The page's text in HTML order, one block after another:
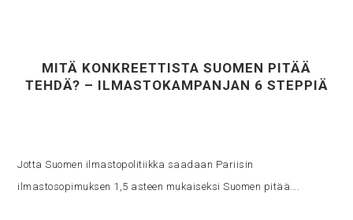
MITÄ KONKREETTISTA SUOMEN PITÄÄ
TEHDÄ? – ILMASTOKAMPANJAN 6 STEPPIÄ
Jotta Suomen ilmastopolitiikka saadaan Pariisin
ilmastosopimuksen 1,5 asteen mukaiseksi Suomen pitää….